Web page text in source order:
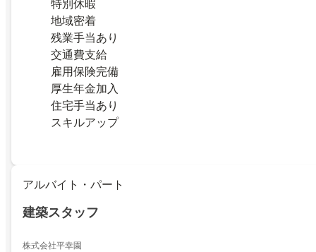
特別休暇
地域密着
残業手当あり
交通費支給
雇用保険完備
厚生年金加入
住宅手当あり
スキルアップ
アルバイト・パート
建築スタッフ
株式会社平幸園